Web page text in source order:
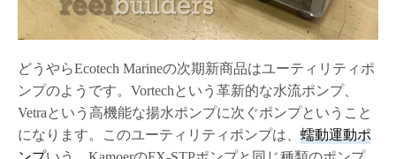
どうやらEcotech Marineの次期新商品はユーティリティポ
ンプのようです。Vortechという革新的な水流ポンプ、
Vetraという高機能な揚水ポンプに次ぐポンプということ
になります。このユーティリティポンプは、 蠕動運動ポ